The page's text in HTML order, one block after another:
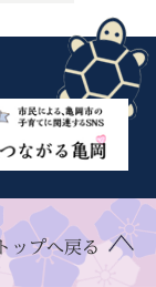
ップへ戻る